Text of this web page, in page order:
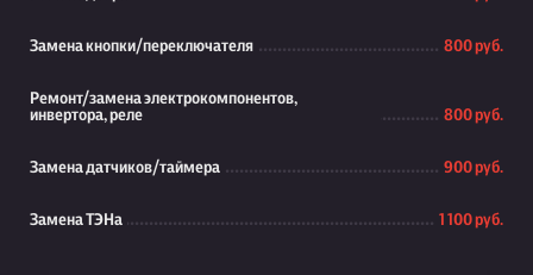
Замена кнопки/переключателя 800 руб.
Ремонт/замена электрокомпонентов,
инвертора, реле
800 руб.
Замена датчиков/таймера 900 руб.
Замена ТЭНа 1 100 руб.